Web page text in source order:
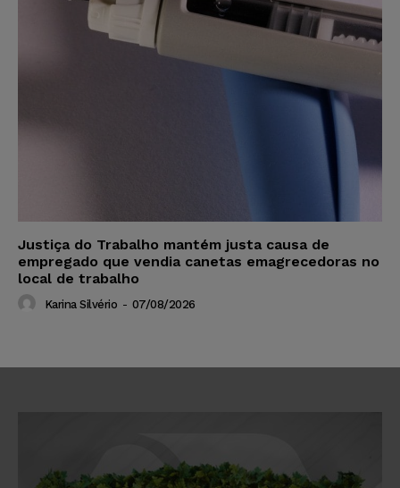
Justiça do Trabalho mantém justa causa de
empregado que vendia canetas emagrecedoras no
local de trabalho
Karina Silvério - 07/08/2026